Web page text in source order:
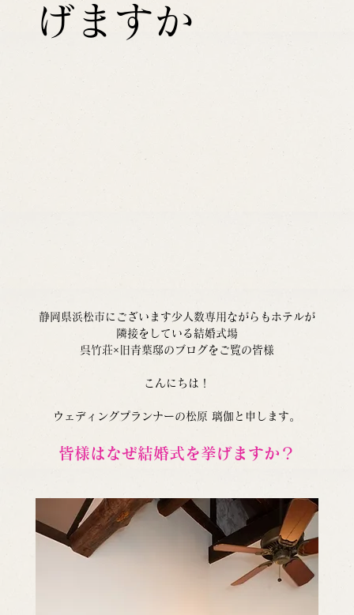
げますか
静岡県浜松市にございます少人数専用ながらもホテルが
隣接をしている結婚式場
呉竹荘×旧青葉邸のブログをご覧の皆様
こんにちは！
ウェディングプランナーの松原 璃伽と申します。
皆様はなぜ結婚式を挙げますか？